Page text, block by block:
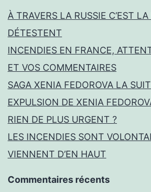
du
State
en
sueur
!
À TRAVERS LA RUSSIE C’EST
DÉTESTENT
INCENDIES EN FRANCE,
ET VOS COMMENTAIRES
SAGA XENIA FEDOROVA LA
EXPULSION DE XENIA
RIEN DE PLUS URGENT ?
LES INCENDIES SONT
VIENNENT D’EN HAUT
Commentaires récents